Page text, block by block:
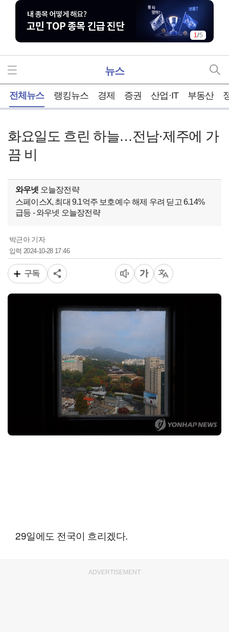
1/5
뉴스
전체뉴스 랭킹뉴스 경제 증권 산업·IT 부동산
화요일도 흐린 하늘…전남·제주에 가
끔 비
와우넷 오늘장전략
스페이스X, 최대 9.1억주 보호예수 해제 우려 딛고 6.14%
급등 - 와우넷 오늘장전략
박근아 기자
입력2024-10-28 17:46
구독
29일에도 전국이 흐리겠다.
ADVERTISEMENT